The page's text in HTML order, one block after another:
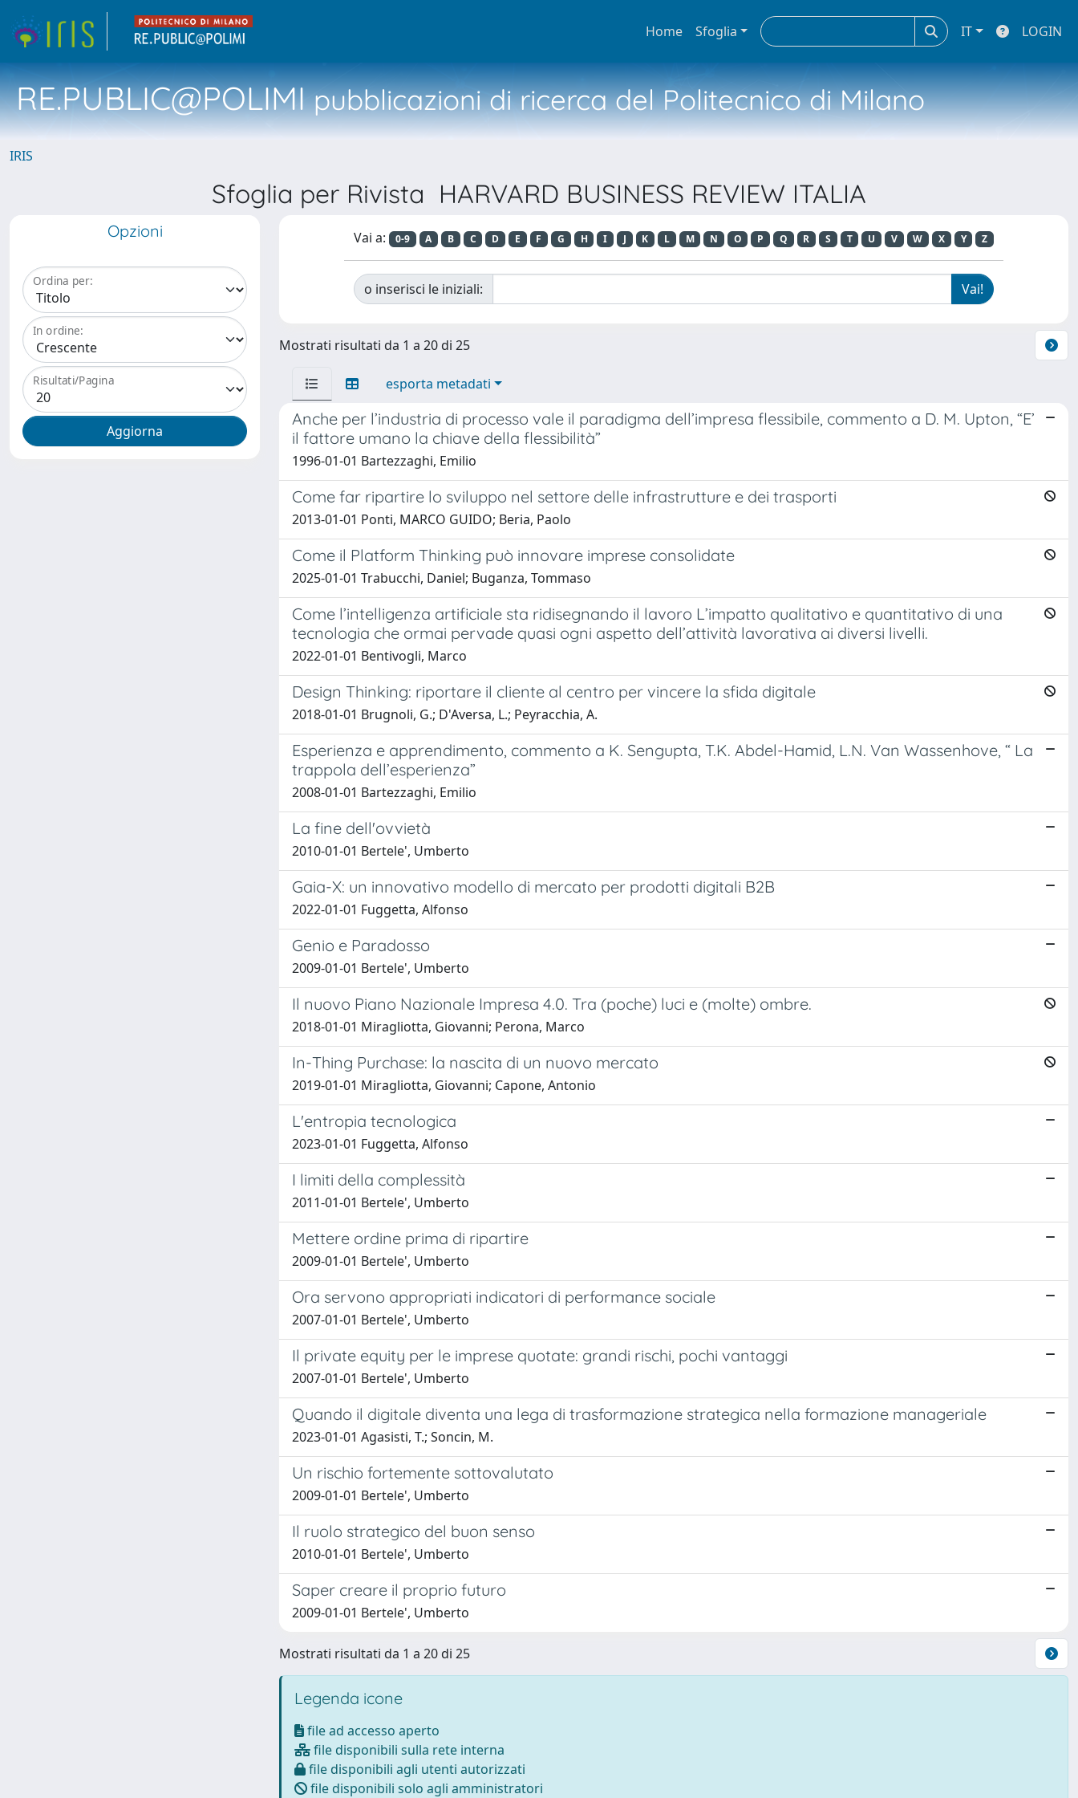
Home Sfoglia IT LOGIN
RE.PUBLIC@POLIMIpubblicazioni di ricerca del Politecnico di Milano
IRIS
Sfoglia per Rivista HARVARD BUSINESS REVIEW ITALIA
Opzioni
Ordina per:
In ordine:
Risultati/Pagina
Vai a: 0-9 A B C D E F G H I J K L M N O P Q R S T U V W X Y Z
o inserisci le iniziali:
Mostrati risultati da 1 a 20 di 25
esporta metadati
Anche per l’industria di processo vale il paradigma dell’impresa flessibile, commento a D. M. Upton, “E’
il fattore umano la chiave della flessibilità”
1996-01-01 Bartezzaghi, Emilio
Come far ripartire lo sviluppo nel settore delle infrastrutture e dei trasporti
2013-01-01 Ponti, MARCO GUIDO; Beria, Paolo
Come il Platform Thinking può innovare imprese consolidate
2025-01-01 Trabucchi, Daniel; Buganza, Tommaso
Come l’intelligenza artificiale sta ridisegnando il lavoro L’impatto qualitativo e quantitativo di una
tecnologia che ormai pervade quasi ogni aspetto dell’attività lavorativa ai diversi livelli.
2022-01-01 Bentivogli, Marco
Design Thinking: riportare il cliente al centro per vincere la sfida digitale
2018-01-01 Brugnoli, G.; D'Aversa, L.; Peyracchia, A.
Esperienza e apprendimento, commento a K. Sengupta, T.K. Abdel-Hamid, L.N. Van Wassenhove, “ La
trappola dell’esperienza”
2008-01-01 Bartezzaghi, Emilio
La fine dell'ovvietà
2010-01-01 Bertele', Umberto
Gaia-X: un innovativo modello di mercato per prodotti digitali B2B
2022-01-01 Fuggetta, Alfonso
Genio e Paradosso
2009-01-01 Bertele', Umberto
Il nuovo Piano Nazionale Impresa 4.0. Tra (poche) luci e (molte) ombre.
2018-01-01 Miragliotta, Giovanni; Perona, Marco
In-Thing Purchase: la nascita di un nuovo mercato
2019-01-01 Miragliotta, Giovanni; Capone, Antonio
L'entropia tecnologica
2023-01-01 Fuggetta, Alfonso
I limiti della complessità
2011-01-01 Bertele', Umberto
Mettere ordine prima di ripartire
2009-01-01 Bertele', Umberto
Ora servono appropriati indicatori di performance sociale
2007-01-01 Bertele', Umberto
Il private equity per le imprese quotate: grandi rischi, pochi vantaggi
2007-01-01 Bertele', Umberto
Quando il digitale diventa una lega di trasformazione strategica nella formazione manageriale
2023-01-01 Agasisti, T.; Soncin, M.
Un rischio fortemente sottovalutato
2009-01-01 Bertele', Umberto
Il ruolo strategico del buon senso
2010-01-01 Bertele', Umberto
Saper creare il proprio futuro
2009-01-01 Bertele', Umberto
Mostrati risultati da 1 a 20 di 25
Legenda icone
file ad accesso aperto
file disponibili sulla rete interna
file disponibili agli utenti autorizzati
file disponibili solo agli amministratori